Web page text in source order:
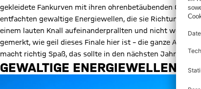
gekleidete Fankurven mit ihren ohrenbetäubenden
entfachten gewaltige Energiewellen, die sie Richtung
einem lauten Knall aufeinanderprallten und nicht weniger
gemerkt, wie geil dieses Finale hier ist – die ganze
macht richtig Spaß, das sollte in den nächsten Jahren
GEWALTIGE ENERGIEWELLEN,